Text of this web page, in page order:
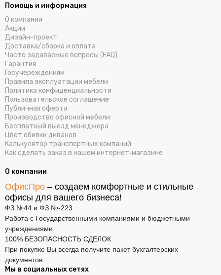
Помощь и информация
О компании
Акции
Дизайн-проект
Доставка/cборка и оплата
Часто задаваемые вопросы (FAQ)
Гарантия
Госучереждениям
Правила эксплуатации мебели
Политика конфиденциальности
Пользовательское соглашение
Публичная оферта
Производство офисной мебели
Бесплатный выезд менеджера
Цвет обивки диванов
Калькулятор транспортных компаний
Как сделать заказ в нашем интернет‑магазине
О компании
ОфисПро – создаем комфортные и стильные
офисы для вашего бизнеса!
ФЗ №44 и ФЗ №-223
Работа с Государственными компаниями и бюджетными
учреждениями.
100% БЕЗОПАСНОСТЬ СДЕЛОК
При покупке Вы всегда получите пакет бухгалтерских
документов.
Мы в социальных сетях